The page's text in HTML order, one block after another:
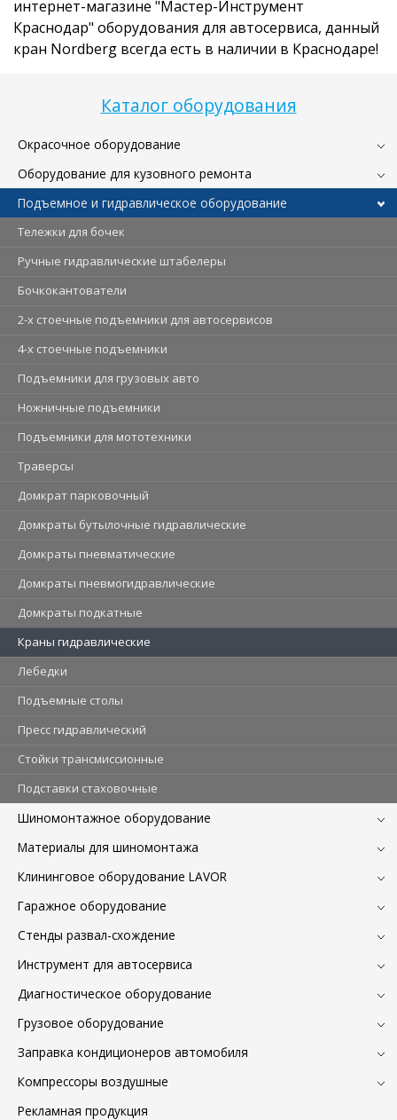
Каталог оборудования
Окрасочное оборудование
Оборудование для кузовного ремонта
Подъемное и гидравлическое оборудование
Тележки для бочек
Ручные гидравлические штабелеры
Бочкокантователи
2-х стоечные подъемники для автосервисов
4-х стоечные подъемники
Подъемники для грузовых авто
Ножничные подъемники
Подъемники для мототехники
Траверсы
Домкрат парковочный
Домкраты бутылочные гидравлические
Домкраты пневматические
Домкраты пневмогидравлические
Домкраты подкатные
Краны гидравлические
Лебедки
Подъемные столы
Пресс гидравлический
Стойки трансмиссионные
Подставки стаховочные
Шиномонтажное оборудование
Материалы для шиномонтажа
Клининговое оборудование LAVOR
Гаражное оборудование
Стенды развал-схождение
Инструмент для автосервиса
Диагностическое оборудование
Грузовое оборудование
Заправка кондиционеров автомобиля
Компрессоры воздушные
Рекламная продукция
интернет-магазине "Мастер-Инструмент
Краснодар" оборудования для автосервиса, данный
кран Nordberg всегда есть в наличии в Краснодаре!